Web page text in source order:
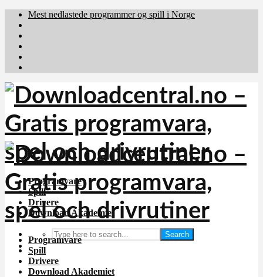
Mest nedlastede programmer og spill i Norge
Programvare
Spill
Drivere
Download Akademiet
Search
Programvare
Spill
Drivere
Download Akademiet